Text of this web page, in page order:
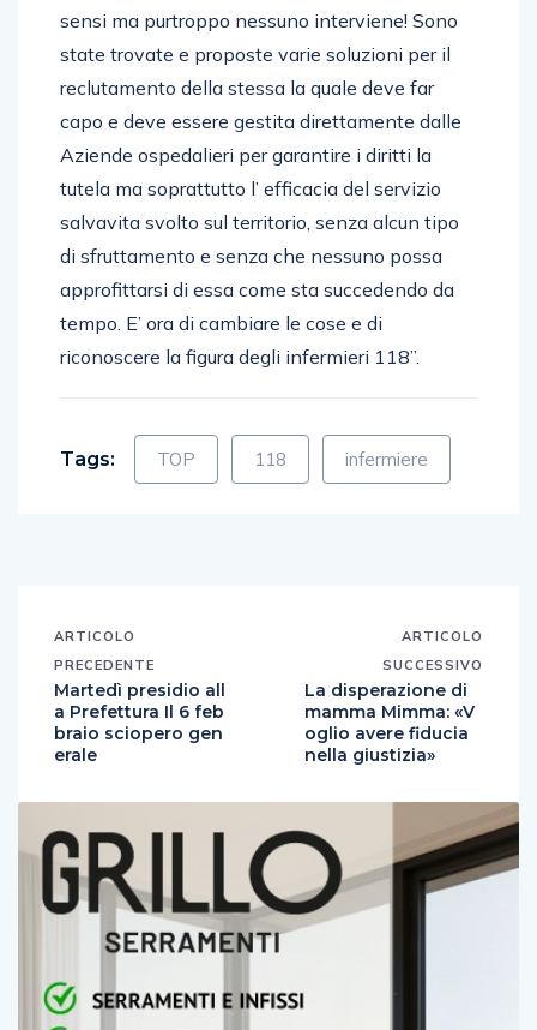
sensi ma purtroppo nessuno interviene! Sono
state trovate e proposte varie soluzioni per il
reclutamento della stessa la quale deve far
capo e deve essere gestita direttamente dalle
Aziende ospedalieri per garantire i diritti la
tutela ma soprattutto l’ efficacia del servizio
salvavita svolto sul territorio, senza alcun tipo
di sfruttamento e senza che nessuno possa
approfittarsi di essa come sta succedendo da
tempo. E’ ora di cambiare le cose e di
riconoscere la figura degli infermieri 118”.
Tags: TOP 118 infermiere
ARTICOLO
PRECEDENTE
Martedì presidio all
a Prefettura Il 6 feb
braio sciopero gen
erale
ARTICOLO
SUCCESSIVO
La disperazione di
mamma Mimma: «V
oglio avere fiducia
nella giustizia»